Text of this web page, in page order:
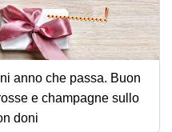
anno che passa. Buon
e champagne sullo
doni